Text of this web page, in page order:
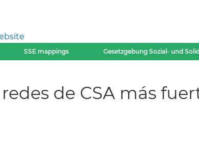
SSE mappings Gesetzgebung Sozial- und
de CSA más